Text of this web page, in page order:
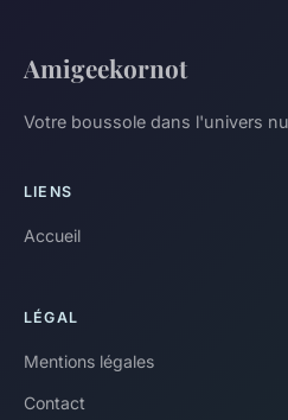
Amigeekornot
Votre boussole dans l'univers
LIENS
Accueil
LÉGAL
Mentions légales
Contact